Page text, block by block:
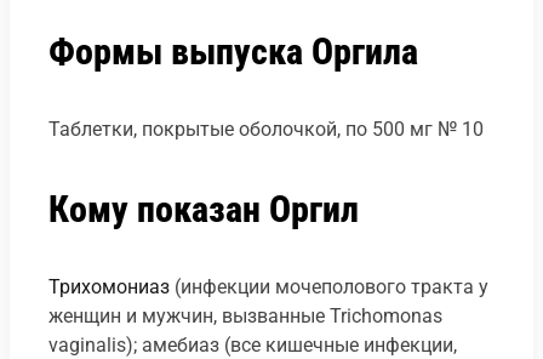
Формы выпуска Оргила
Таблетки, покрытые оболочкой, по 500 мг № 10
Кому показан Оргил
Трихомониаз (инфекции мочеполового тракта у
женщин и мужчин, вызванные Trichomonas
vaginalis); амебиаз (все кишечные инфекции,